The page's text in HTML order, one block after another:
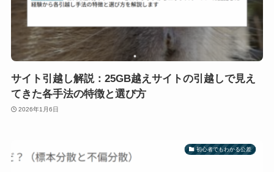
サイト引越し解説：25GB越えサイトの引越しで見え
てきた各手法の特徴と選び方
2026年1月6日
初心者でもわかる公差